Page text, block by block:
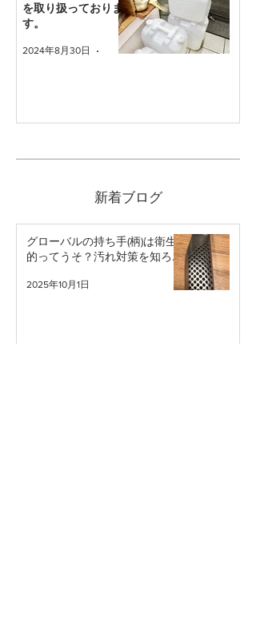
を取り扱っておりま
す。
2024年8月30日 読了時間: 1分
新着ブログ
グローバルの持ち手(柄)は衛生
的ってうそ？汚れ対策を知ろ
2025年10月1日